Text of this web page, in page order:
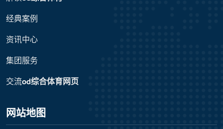
经典案例
资讯中心
集团服务
交流od综合体育网页
网站地图